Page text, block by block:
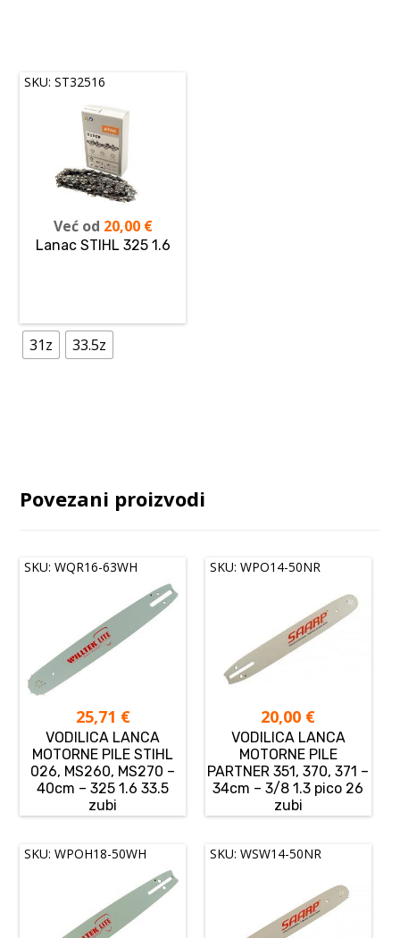
SKU: ST32516
Već od 20,00 €
Lanac STIHL 325 1.6
31z 33.5z
Povezani proizvodi
SKU: WQR16-63WH
25,71 €
VODILICA LANCA
MOTORNE PILE STIHL
026, MS260, MS270 –
40cm – 325 1.6 33.5
zubi
SKU: WPO14-50NR
20,00 €
VODILICA LANCA
MOTORNE PILE
PARTNER 351, 370, 371 –
34cm – 3/8 1.3 pico 26
zubi
SKU: WPOH18-50WH SKU: WSW14-50NR